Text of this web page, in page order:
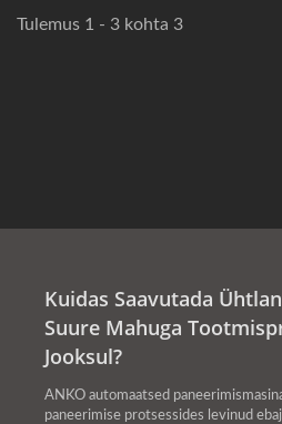
Tulemus 1 - 3 kohta 3
Kuidas Saavutada
Suure Mahuga
Jooksul?
ANKO automaatsed
paneerimise protsessides levinud